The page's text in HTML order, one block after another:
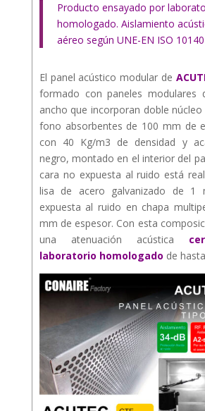
Producto ensayado por
homologado. Aislamiento
aéreo según UNE-EN ISO
El panel acústico modular de
formado con paneles modulares
ancho que incorporan doble
fono absorbentes de 100 mm de
con 40 Kg/m3 de densidad y
negro, montado en el interior del
cara no expuesta al ruido está
lisa de acero galvanizado de 1
expuesta al ruido en chapa
mm de espesor. Con esta
una atenuación acústica
laboratorio homologado de hasta